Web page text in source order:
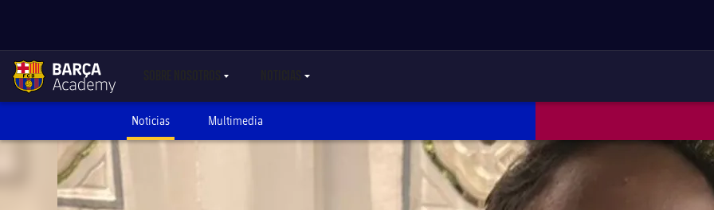
label.aria.academylogo
Noticias Multimedia